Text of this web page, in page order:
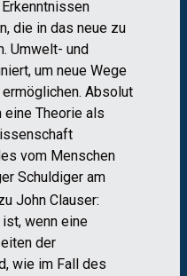
die in das neue zu
Umwelt- und
um neue Wege
Absolut
Theorie als
vom Menschen
Schuldiger am
John Clauser:
wenn eine
der
wie im Fall des